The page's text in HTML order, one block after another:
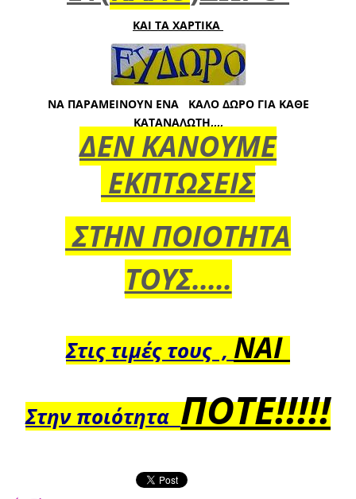
ΚΑΙ ΤΑ ΧΑΡΤΙΚΑ
ΝΑ ΠΑΡΑΜΕΙΝΟΥΝ ΕΝΑ ΚΑΛΟ ΔΩΡΟ ΓΙΑ ΚΑΘΕ
ΚΑΤΑΝΑΛΩΤΗ,,,,
ΔΕΝ ΚΑΝΟΥΜΕ
ΕΚΠΤΩΣΕΙΣ
ΣΤΗΝ ΠΟΙΟΤΗΤΑ
ΤΟΥΣ.....
Στις τιμές τους , ΝΑΙ
Στην ποιότητα ΠΟΤΕ!!!!!